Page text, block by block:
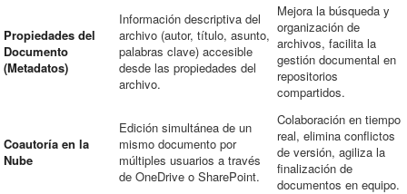
Propiedades del
Documento
(Metadatos)
Información descriptiva del
archivo (autor, título, asunto,
palabras clave) accesible
desde las propiedades del
archivo.
Mejora la búsqueda y
organización de
archivos, facilita la
gestión documental en
repositorios
compartidos.
Coautoría en la
Nube
Edición simultánea de un
mismo documento por
múltiples usuarios a través
de OneDrive o SharePoint.
Colaboración en tiempo
real, elimina conflictos
de versión, agiliza la
finalización de
documentos en equipo.